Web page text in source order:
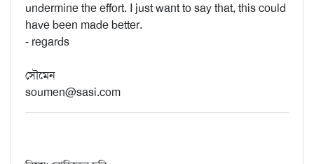
undermine the effort. I just want to say that, this could
have been made better.
- regards
সৌমেন
soumen@sasi.com